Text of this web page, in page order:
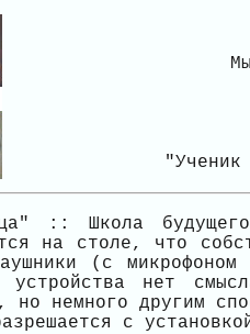
:: Школа
на столе, что
(с
устройства нет
но немного другим
с